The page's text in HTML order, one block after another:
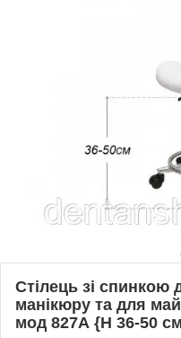
Стілець зі спинкою
манікюру та для
мод 827А {H 36-50